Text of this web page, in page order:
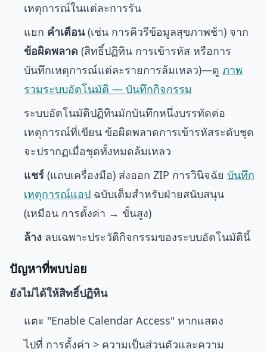
เหตุการณ์ในแต่ละการรัน
แยก คำเตือน(เช่น การคิวรีข้อมูลสุขภาพช้า) จาก
ข้อผิดพลาด (สิทธิ์ปฏิทิน การเข้ารหัส หรือการ
บันทึกเหตุการณ์แต่ละรายการล้มเหลว)—ดู ภาพ
รวมระบบอัตโนมัติ — บันทึกกิจกรรม
ระบบอัตโนมัติปฏิทินมักบันทึกหนึ่งบรรทัดต่อ
เหตุการณ์ที่เขียน ข้อผิดพลาดการเข้ารหัสระดับชุด
จะปรากฏเมื่อชุดทั้งหมดล้มเหลว
แชร์ (แถบเครื่องมือ) ส่งออก ZIP การวินิจฉัย บันทึก
เหตุการณ์แอป ฉบับเต็มสำหรับฝ่ายสนับสนุน
(เหมือน การตั้งค่า → ขั้นสูง)
ล้าง ลบเฉพาะประวัติกิจกรรมของระบบอัตโนมัตินี้
ปัญหาที่พบบ่อย
ยังไม่ได้ให้สิทธิ์ปฏิทิน
แตะ "Enable Calendar Access" หากแสดง
ไปที่ การตั้งค่า > ความเป็นส่วนตัวและความ